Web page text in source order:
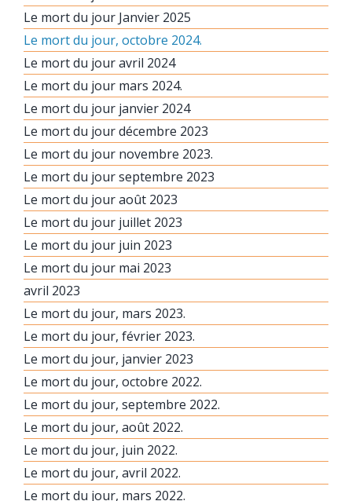
Le mort du jour Janvier 2025
Le mort du jour, octobre 2024.
Le mort du jour avril 2024
Le mort du jour mars 2024.
Le mort du jour janvier 2024
Le mort du jour décembre 2023
Le mort du jour novembre 2023.
Le mort du jour septembre 2023
Le mort du jour août 2023
Le mort du jour juillet 2023
Le mort du jour juin 2023
Le mort du jour mai 2023
avril 2023
Le mort du jour, mars 2023.
Le mort du jour, février 2023.
Le mort du jour, janvier 2023
Le mort du jour, octobre 2022.
Le mort du jour, septembre 2022.
Le mort du jour, août 2022.
Le mort du jour, juin 2022.
Le mort du jour, avril 2022.
Le mort du jour, mars 2022.